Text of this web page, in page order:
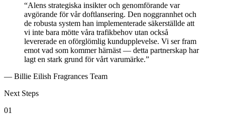
“Alens strategiska insikter och genomförande var
avgörande för vår doftlansering. Den noggrannhet och
de robusta system han implementerade säkerställde att
vi inte bara mötte våra trafikbehov utan också
levererade en oförglömlig kundupplevelse. Vi ser fram
emot vad som kommer härnäst — detta partnerskap har
lagt en stark grund för vårt varumärke.”
— Billie Eilish Fragrances Team
Next Steps
01